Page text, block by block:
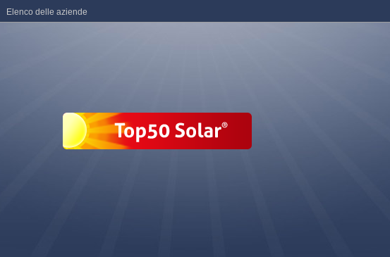
Elenco delle aziende